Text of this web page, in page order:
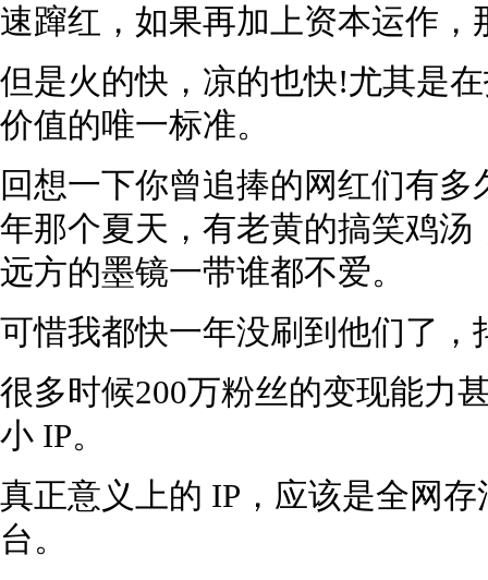
速蹿红，如果再加上资本运作，
但是火的快，凉的也快!尤其是
价值的唯一标准。
回想一下你曾追捧的网红们有
年那个夏天，有老黄的搞笑鸡
远方的墨镜一带谁都不爱。
可惜我都快一年没刷到他们了
很多时候200万粉丝的变现能力
小 IP。
真正意义上的 IP，应该是全网
台。